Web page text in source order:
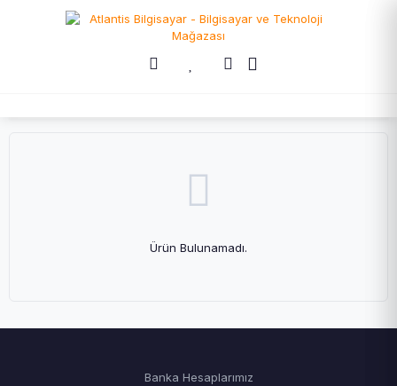
Ürün Bulunamadı.
Banka Hesaplarımız